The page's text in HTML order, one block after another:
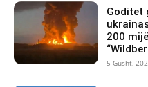
Goditet
200
5 Gusht,